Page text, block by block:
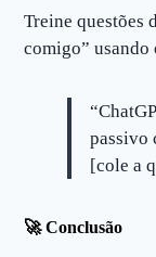
Treine questões
comigo” usando
passivo
[cole a
🚀 Conclusão